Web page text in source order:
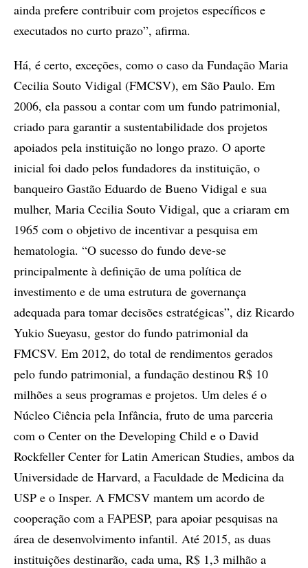
ainda prefere contribuir com projetos específicos e
executados no curto prazo”, afirma.
Há, é certo, exceções, como o caso da Fundação Maria
Cecilia Souto Vidigal (FMCSV), em São Paulo. Em
2006, ela passou a contar com um fundo patrimonial,
criado para garantir a sustentabilidade dos projetos
apoiados pela instituição no longo prazo. O aporte
inicial foi dado pelos fundadores da instituição, o
banqueiro Gastão Eduardo de Bueno Vidigal e sua
mulher, Maria Cecilia Souto Vidigal, que a criaram em
1965 com o objetivo de incentivar a pesquisa em
hematologia. “O sucesso do fundo deve-se
principalmente à definição de uma política de
investimento e de uma estrutura de governança
adequada para tomar decisões estratégicas”, diz Ricardo
Yukio Sueyasu, gestor do fundo patrimonial da
FMCSV. Em 2012, do total de rendimentos gerados
pelo fundo patrimonial, a fundação destinou R$ 10
milhões a seus programas e projetos. Um deles é o
Núcleo Ciência pela Infância, fruto de uma parceria
com o Center on the Developing Child e o David
Rockfeller Center for Latin American Studies, ambos da
Universidade de Harvard, a Faculdade de Medicina da
USP e o Insper. A FMCSV mantem um acordo de
cooperação com a FAPESP, para apoiar pesquisas na
área de desenvolvimento infantil. Até 2015, as duas
instituições destinarão, cada uma, R$ 1,3 milhão a